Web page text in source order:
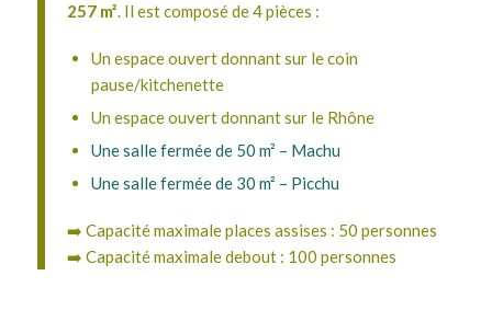
257 m². Il est composé de 4 pièces :
Un espace ouvert donnant sur le coin
pause/kitchenette
Un espace ouvert donnant sur le Rhône
Une salle fermée de 50 m² – Machu
Une salle fermée de 30 m² – Picchu
➡️ Capacité maximale places assises : 50 personnes
➡️ Capacité maximale debout : 100 personnes